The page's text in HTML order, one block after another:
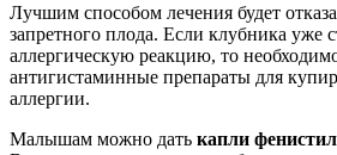
Лучшим способом лечения будет
запретного плода. Если клубника уже
аллергическую реакцию, то
антигистаминные препараты для
аллергии.
Малышам можно дать капли